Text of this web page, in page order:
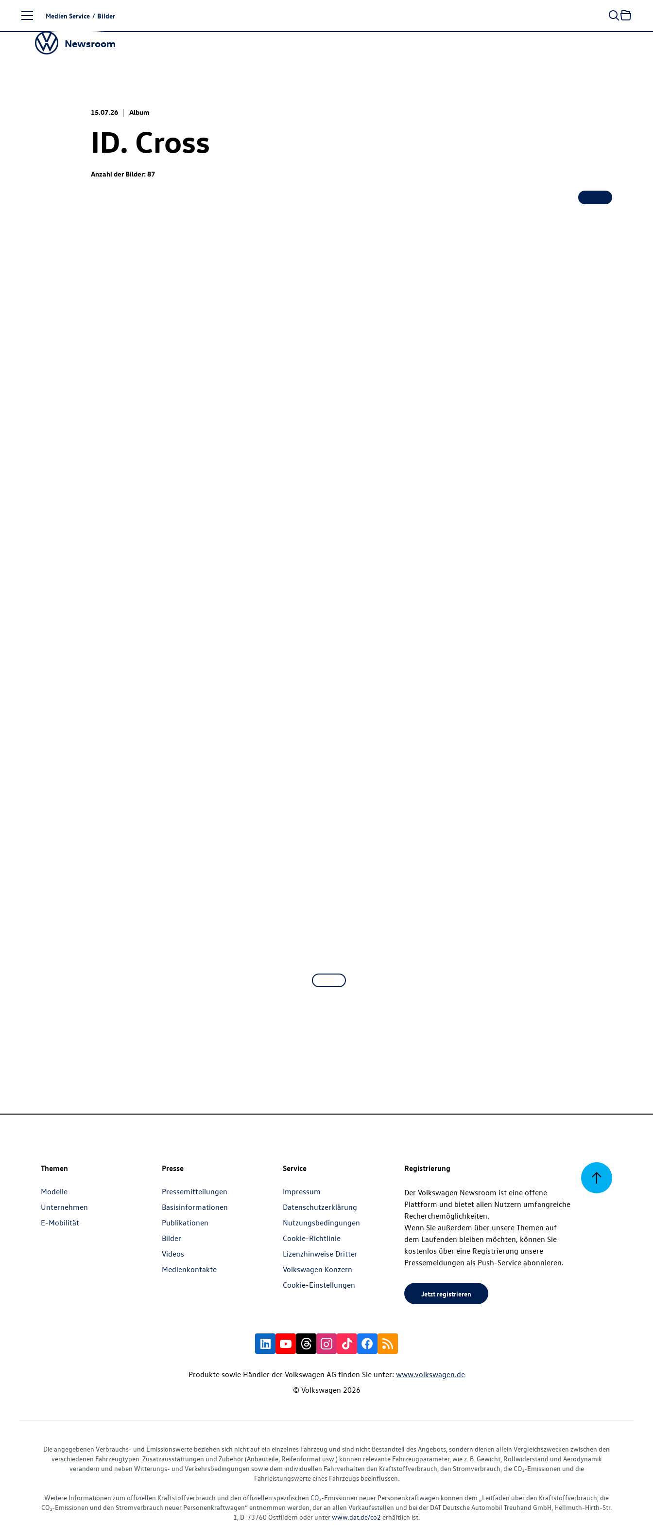
Seiteninhalt
springen
Medien Service / Bilder
Newsroom
15.07.26 Album
ID. Cross
Anzahl der Bilder: 87
Zurück
Themen
Modelle
Unternehmen
E-Mobilität
Presse
Pressemitteilungen
Basisinformationen
Publikationen
Bilder
Videos
Medienkontakte
Service
Impressum
Datenschutzerklärung
Nutzungsbedingungen
Cookie-Richtlinie
Lizenzhinweise Dritter
Volkswagen Konzern
Cookie-Einstellungen
Registrierung
Der Volkswagen Newsroom ist eine offene
Plattform und bietet allen Nutzern umfangreiche
Recherchemöglichkeiten.
Wenn Sie außerdem über unsere Themen auf
dem Laufenden bleiben möchten, können Sie
kostenlos über eine Registrierung unsere
Pressemeldungen als Push-Service abonnieren.
Jetzt registrieren
Produkte sowie Händler der Volkswagen AG finden Sie unter: www.volkswagen.de
© Volkswagen 2026
Die angegebenen Verbrauchs- und Emissionswerte beziehen sich nicht auf ein einzelnes Fahrzeug und sind nicht Bestandteil des Angebots, sondern dienen allein Vergleichszwecken zwischen den
verschiedenen Fahrzeugtypen. Zusatzausstattungen und Zubehör (Anbauteile, Reifenformat usw.) können relevante Fahrzeugparameter, wie z. B. Gewicht, Rollwiderstand und Aerodynamik
verändern und neben Witterungs- und Verkehrsbedingungen sowie dem individuellen Fahrverhalten den Kraftstoffverbrauch, den Stromverbrauch, die CO₂-Emissionen und die
Fahrleistungswerte eines Fahrzeugs beeinflussen.
Weitere Informationen zum offiziellen Kraftstoffverbrauch und den offiziellen spezifischen CO₂-Emissionen neuer Personenkraftwagen können dem „Leitfaden über den Kraftstoffverbrauch, die
CO₂-Emissionen und den Stromverbrauch neuer Personenkraftwagen“ entnommen werden, der an allen Verkaufsstellen und bei der DAT Deutsche Automobil Treuhand GmbH, Hellmuth-Hirth-Str.
1, D-73760 Ostfildern oder unterwww.dat.de/co2 erhältlich ist.